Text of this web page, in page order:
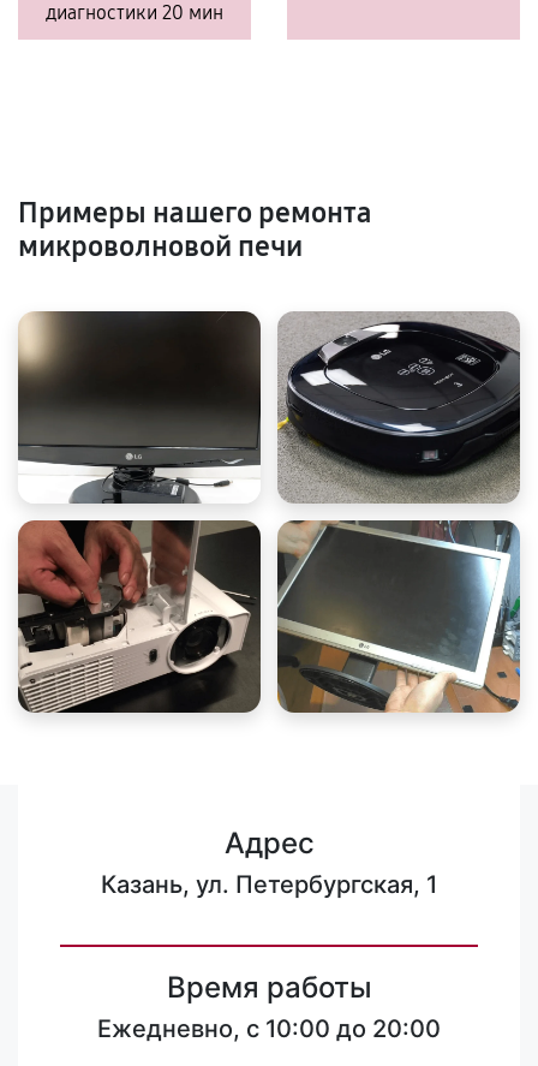
диагностики 20 мин
Примеры нашего ремонта
микроволновой печи
Адрес
Казань, ул. Петербургская, 1
Время работы
Ежедневно, с 10:00 до 20:00